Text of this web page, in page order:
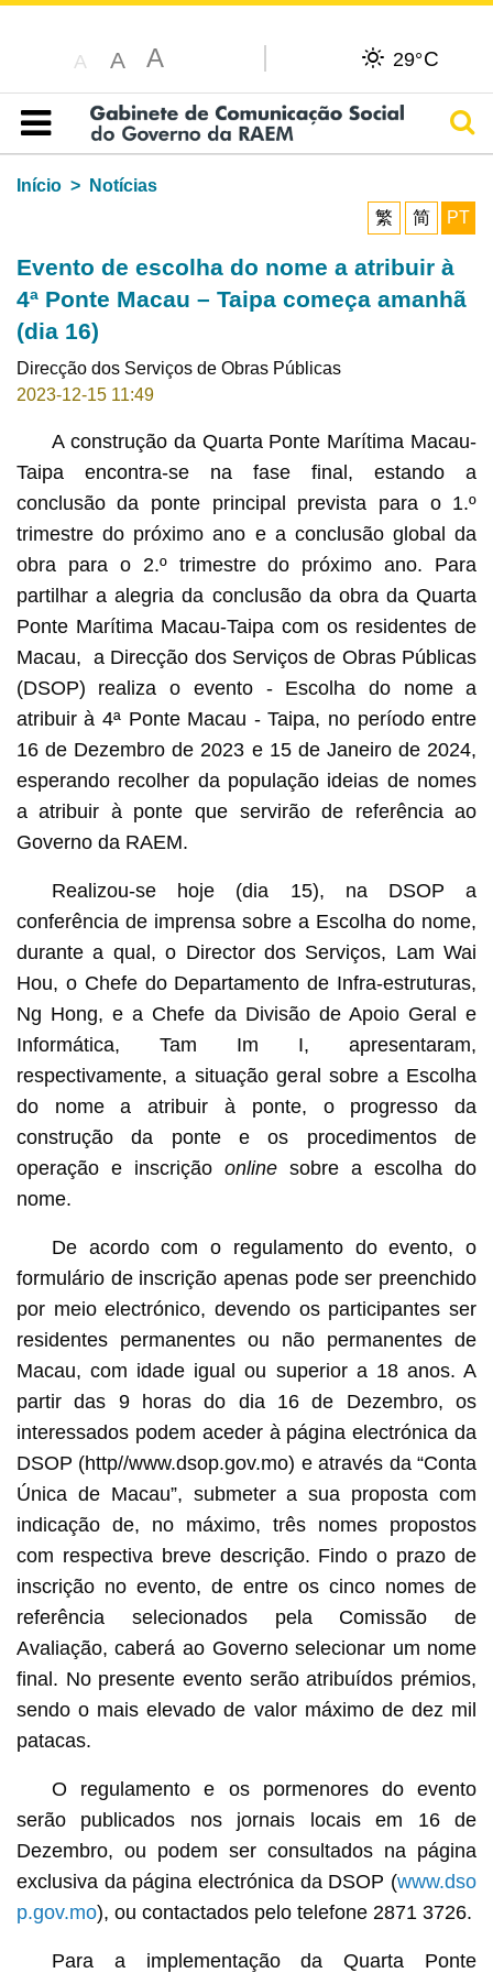
A A A 29°C
Índice
Início
Notícias
繁
简 PT
Evento de escolha do nome a atribuir à
4ª Ponte Macau – Taipa começa amanhã
(dia 16)
Direcção dos Serviços de Obras Públicas
2023-12-15 11:49
A construção da Quarta Ponte Marítima Macau-
Taipa encontra-se na fase final, estando a
conclusão da ponte principal prevista para o 1.º
trimestre do próximo ano e a conclusão global da
obra para o 2.º trimestre do próximo ano. Para
partilhar a alegria da conclusão da obra da Quarta
Ponte Marítima Macau-Taipa com os residentes de
Macau, a Direcção dos Serviços de Obras Públicas
(DSOP) realiza o evento - Escolha do nome a
atribuir à 4ª Ponte Macau - Taipa, no período entre
16 de Dezembro de 2023 e 15 de Janeiro de 2024,
esperando recolher da população ideias de nomes
a atribuir à ponte que servirão de referência ao
Governo da RAEM.
Realizou-se hoje (dia 15), na DSOP a
conferência de imprensa sobre a Escolha do nome,
durante a qual, o Director dos Serviços, Lam Wai
Hou, o Chefe do Departamento de Infra-estruturas,
Ng Hong, e a Chefe da Divisão de Apoio Geral e
Informática, Tam Im I, apresentaram,
respectivamente, a situação geral sobre a Escolha
do nome a atribuir à ponte, o progresso da
construção da ponte e os procedimentos de
operação e inscrição onlinesobre a escolha do
nome.
De acordo com o regulamento do evento, o
formulário de inscrição apenas pode ser preenchido
por meio electrónico, devendo os participantes ser
residentes permanentes ou não permanentes de
Macau, com idade igual ou superior a 18 anos. A
partir das 9 horas do dia 16 de Dezembro, os
interessados podem aceder à página electrónica da
DSOP (http//www.dsop.gov.mo) e através da “Conta
Única de Macau”, submeter a sua proposta com
indicação de, no máximo, três nomes propostos
com respectiva breve descrição. Findo o prazo de
inscrição no evento, de entre os cinco nomes de
referência selecionados pela Comissão de
Avaliação, caberá ao Governo selecionar um nome
final. No presente evento serão atribuídos prémios,
sendo o mais elevado de valor máximo de dez mil
patacas.
O regulamento e os pormenores do evento
serão publicados nos jornais locais em 16 de
Dezembro, ou podem ser consultados na página
exclusiva da página electrónica da DSOP (www.dso
p.gov.mo), ou contactados pelo telefone 2871 3726.
Para a implementação da Quarta Ponte